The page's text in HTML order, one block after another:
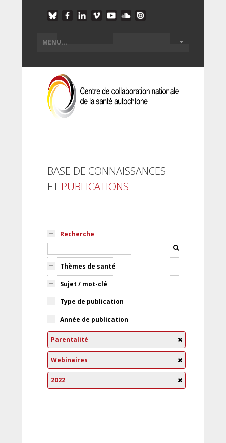
BASE DE CONNAISSANCES
ET PUBLICATIONS
Recherche
Thèmes de santé
Sujet / mot-clé
Type de publication
Année de publication
Parentalité
Webinaires
2022